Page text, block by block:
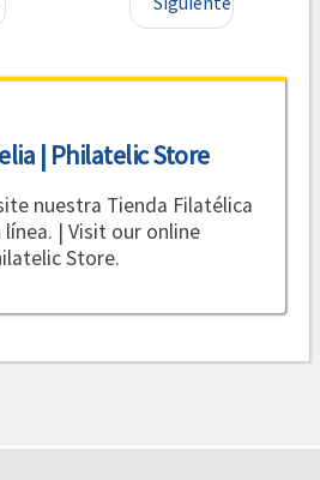
| Philatelic Store
nuestra Tienda Filatélica
línea. | Visit our online
Store.